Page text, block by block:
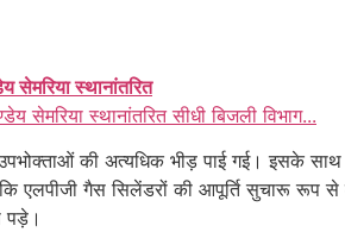
स्थानांतरित
स्थानांतरित सीधी बिजली विभाग...
उपभोक्ताओं की अत्यधिक भीड़ पाई गई। इसके
हैं कि एलपीजी गैस सिलेंडरों की आपूर्ति सुचारू
पड़े।